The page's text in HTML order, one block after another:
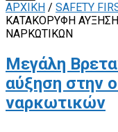
ΑΡΧΙΚΗ / SAFETY
ΚΑΤΑΚΌΡΥΦΗ
ΝΑΡΚΩΤΙΚΏΝ
Μεγάλη
αύξηση στην
ναρκωτικών